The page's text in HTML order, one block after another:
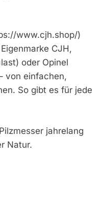
www.cjh.shop/)
CJH,
oder Opinel
von einfachen,
So gibt es für jede
jahrelang
Natur.